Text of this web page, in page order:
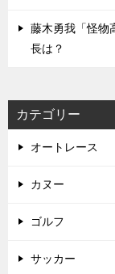
藤木勇我「怪物
長は？
カテゴリー
オートレース
カヌー
ゴルフ
サッカー